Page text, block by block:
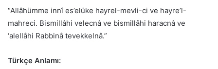
“Allâhümme innî es’elüke hayrel-mevli-ci ve hayre’l-
mahreci. Bismillâhi velecnâ ve bismillâhi haracnâ ve
‘alellâhi Rabbinâ tevekkelnâ.”
Türkçe Anlamı: